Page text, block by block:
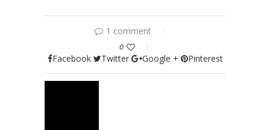
1 comment
0
Facebook Twitter Google + Pinterest